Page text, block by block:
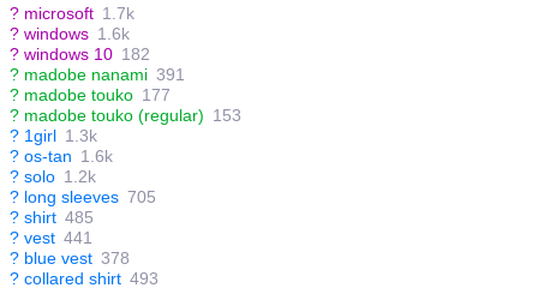
? microsoft 1.7k
? windows 1.6k
? windows 10 182
? madobe nanami 391
? madobe touko 177
? madobe touko (regular) 153
? 1girl 1.3k
? os-tan 1.6k
? solo 1.2k
? long sleeves 705
? shirt 485
? vest 441
? blue vest 378
? collared shirt 493